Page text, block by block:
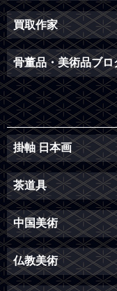
買取作家
骨董品・美術品ブロ
掛軸 日本画
茶道具
中国美術
仏教美術